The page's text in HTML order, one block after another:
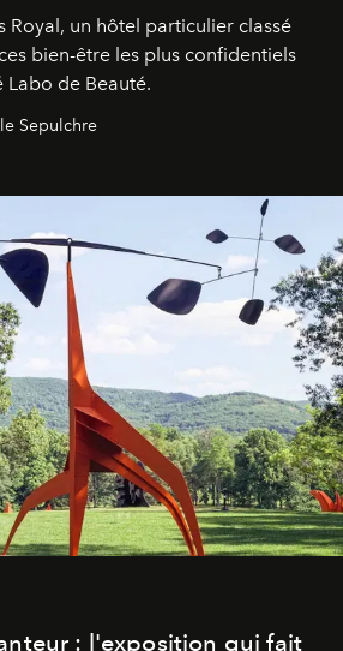
Royal, un hôtel particulier classé
bien-être les plus confidentiels
Labo de Beauté.
Sepulchre
: l'exposition qui fait